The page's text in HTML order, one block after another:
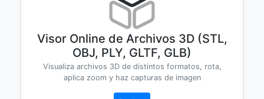
Visor Online de Archivos 3D (STL,
OBJ, PLY, GLTF, GLB)
Visualiza archivos 3D de distintos formatos, rota,
aplica zoom y haz capturas de imagen